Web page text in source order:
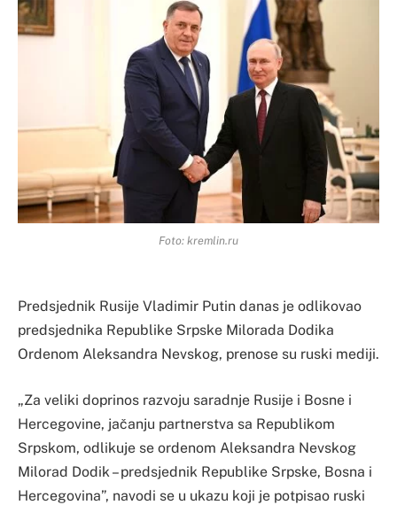
Foto: kremlin.ru
Predsjednik Rusije Vladimir Putin danas je odlikovao
predsjednika Republike Srpske Milorada Dodika
Ordenom Aleksandra Nevskog, prenose su ruski mediji.
„Za veliki doprinos razvoju saradnje Rusije i Bosne i
Hercegovine, jačanju partnerstva sa Republikom
Srpskom, odlikuje se ordenom Aleksandra Nevskog
Milorad Dodik – predsjednik Republike Srpske, Bosna i
Hercegovina”, navodi se u ukazu koji je potpisao ruski